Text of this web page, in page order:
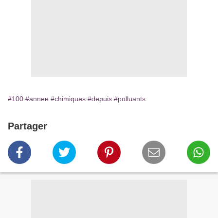
#100 #annee #chimiques #depuis #polluants
Partager